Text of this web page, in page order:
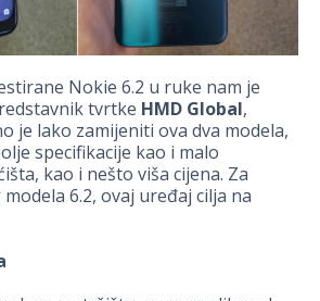
Nokie 6.2 u ruke nam je
tvrtke HMD Global,
je lako zamijeniti ova dva modela,
specifikacije kao i malo
kao i nešto viša cijena. Za
6.2, ovaj uređaj cilja na